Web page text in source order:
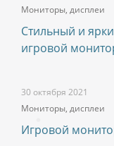
Мониторы, дисплеи
Стильный и
игровой
30 октября 2021
Мониторы, дисплеи
Игровой